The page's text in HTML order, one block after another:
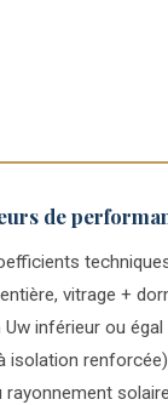
de
vitrage +
inférieur ou